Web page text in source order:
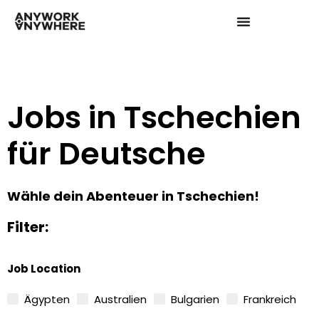
Jobs in Tschechien
für Deutsche
Wähle dein Abenteuer in Tschechien!
Filter:
Job Location
Ägypten Australien Bulgarien
Frankreich